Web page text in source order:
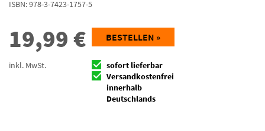
ISBN:978-3-7423-1757-5
19,99 €
inkl. MwSt.
BESTELLEN »
sofort lieferbar
Versandkostenfrei
innerhalb
Deutschlands